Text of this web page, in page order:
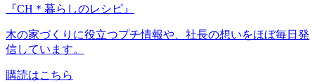
『CH＊暮らしのレシピ』
木の家づくりに役立つプチ情報や、社長の想いをほぼ毎日発
信しています。
購読はこちら